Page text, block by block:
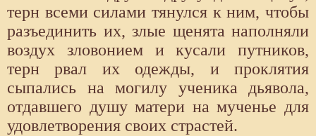
терн всеми силами тянулся к ним, чтобы
разъединить их, злые щенята наполняли
воздух зловонием и кусали путников,
терн рвал их одежды, и проклятия
сыпались на могилу ученика дьявола,
отдавшего душу матери на мученье для
удовлетворения своих страстей.